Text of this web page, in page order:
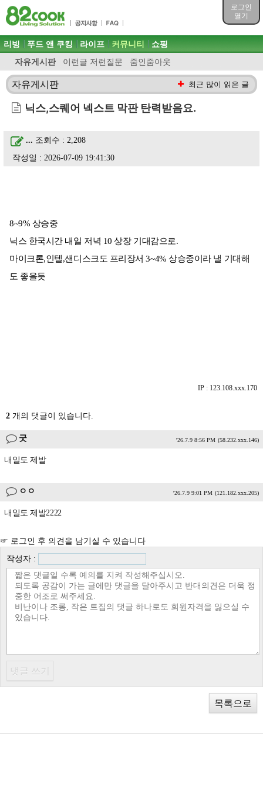
로그인
열기
목차
주메뉴 바로가기
컨텐츠 바로가기
검색 바로가기
로그인 바로가기
주메뉴
리빙 푸드 앤 쿠킹 라이프 커뮤니티
자유게시판 이런글 저런질문 줌인줌아웃
쇼핑
자유게시판 최근 많이 읽은 글
닉스,스퀘어 넥스트 막판 탄력받음요.
... 조회수 : 2,208
작성일 : 2026-07-09 19:41:30
8~9% 상승중
닉스 한국시간 내일 저녁 10 상장 기대감으로.
마이크론,인텔,샌디스크도 프리장서 3~4% 상승중이라 낼 기대해
도 좋을듯
IP : 123.108.xxx.170
2 개의 댓글이 있습니다.
굿 '26.7.9 8:56 PM (58.232.xxx.146)
내일도 제발
ㅇㅇ '26.7.9 9:01 PM (121.182.xxx.205)
내일도 제발2222
☞ 로그인 후 의견을 남기실 수 있습니다
작성자 :
목록으로